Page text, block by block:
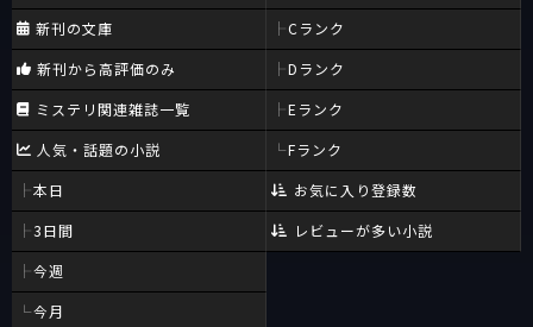
新刊の文庫
新刊から高評価のみ
ミステリ関連雑誌一覧
人気・話題の小説
本日
3日間
今週
今月
Cランク
Dランク
Eランク
Fランク
お気に入り登録数
レビューが多い小説